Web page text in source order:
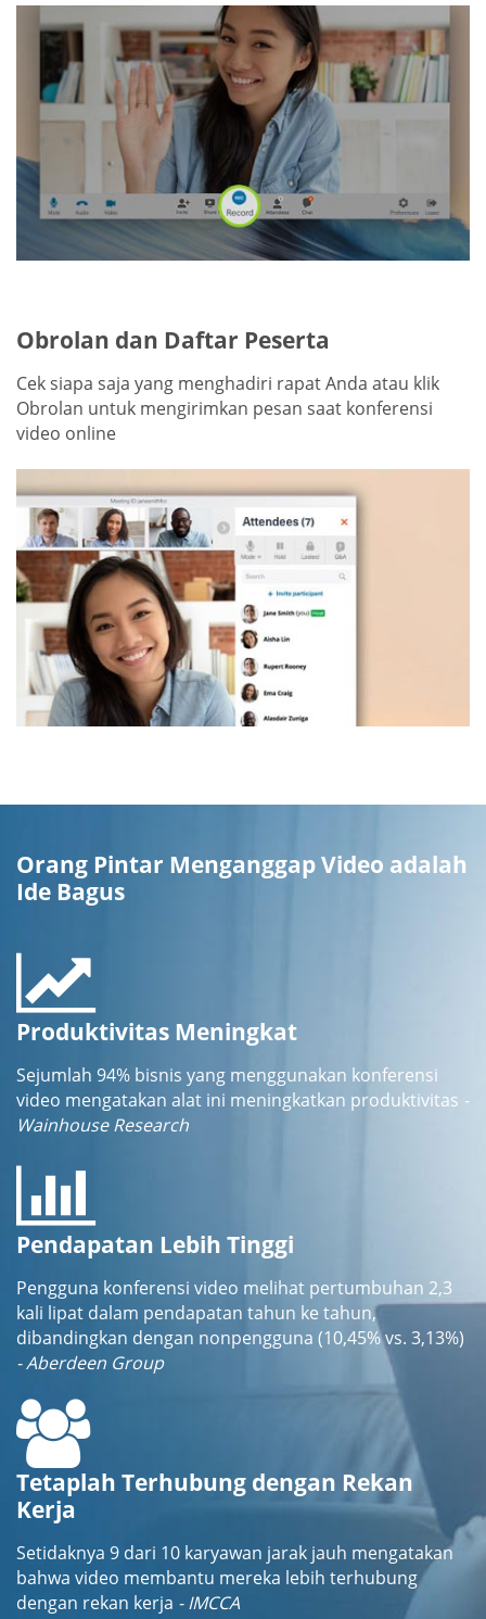
Obrolan dan Daftar Peserta
Cek siapa saja yang menghadiri rapat Anda atau klik
Obrolan untuk mengirimkan pesan saat konferensi
video online
Orang Pintar Menganggap Video adalah
Ide Bagus
Produktivitas Meningkat
Sejumlah 94% bisnis yang menggunakan konferensi
video mengatakan alat ini meningkatkan produktivitas -
Wainhouse Research
Pendapatan Lebih Tinggi
Pengguna konferensi video melihat pertumbuhan 2,3
kali lipat dalam pendapatan tahun ke tahun,
dibandingkan dengan nonpengguna (10,45% vs. 3,13%)
- Aberdeen Group
Tetaplah Terhubung dengan Rekan
Kerja
Setidaknya 9 dari 10 karyawan jarak jauh mengatakan
bahwa video membantu mereka lebih terhubung
dengan rekan kerja - IMCCA